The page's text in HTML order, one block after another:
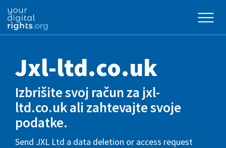
Jxl-ltd.co.uk
Izbrišite svoj račun za jxl-
ltd.co.uk ali zahtevajte svoje
podatke.
Send JXL Ltd a data deletion or access request